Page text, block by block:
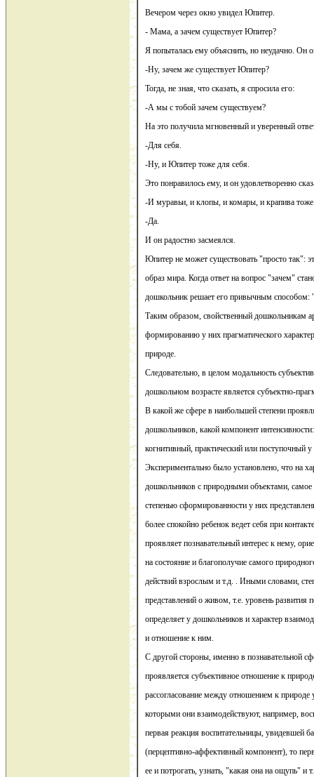
Вечером через окно увидел Юпитер.
- Мама, а зачем существует Юпитер?
Я попыталась ему объяснить, но неудачно. Он
-Ну, зачем же существует Юпитер?
Тогда, не зная, что сказать, я спросила его:
-А мы с тобой зачем существуем?
На это получила мгновенный и уверенный
-Для себя.
-Ну, и Юпитер тоже для себя.
Это понравилось ему, и он удовлетворенно
-И муравьи, и клопы, и комары, и крапива тоже
-Да.
И он радостно засмеялся.
Юпитер не может существовать "просто так":
образ мира. Когда ответ на вопрос "зачем"
дошкольник решает его привычным способом:
Таким образом, свойственный дошкольникам
формированию у них прагматического
природе.
Следовательно, в целом модальность
дошкольном возрасте является субъектно-
В какой же сфере в наибольшей степени
дошкольников, какой компонент
когнитивный, практический или поступочный у
Экспериментально было установлено, что на
дошкольников с природными объектами, самое
степенью сформированности у них
более спокойно ребенок ведет себя при
проявляет познавательный интерес к нему,
на состояние и благополучие самого
действий взрослым и т.д. . Иными словами,
представлений о живом, т.е. уровень развития
определяет у дошкольников и характер
и отношение к ним.
С другой стороны, именно в познавательной
проявляется субъективное отношение к
рассогласование между отношением к
которыми они взаимодействуют, например,
первая реакция воспитательницы, увидевшей
(перцептивно-аффективный компонент), то
ее и потрогать, узнать, "какая она на ощупь" и